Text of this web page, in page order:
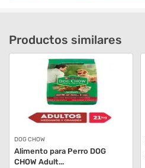
Productos similares
DOG CHOW
Alimento para Perro DOG
CHOW Adult...